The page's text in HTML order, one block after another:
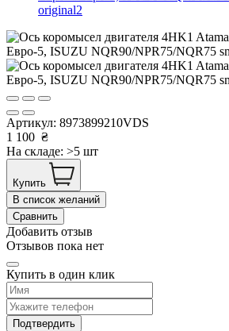
Артикул: 8973899210VDS
1 100 ₴
На складе: >5 шт
Купить
В список желаний
Сравнить
Добавить отзыв
Отзывов пока нет
Купить в один клик
Подтвердить